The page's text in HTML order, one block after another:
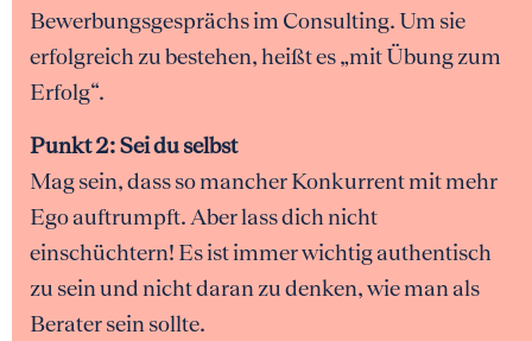
Bewerbungsgesprächs im Consulting. Um sie
erfolgreich zu bestehen, heißt es „mit Übung zum
Erfolg“.
Punkt 2: Sei du selbst
Mag sein, dass so mancher Konkurrent mit mehr
Ego auftrumpft. Aber lass dich nicht
einschüchtern! Es ist immer wichtig authentisch
zu sein und nicht daran zu denken, wie man als
Berater sein sollte.